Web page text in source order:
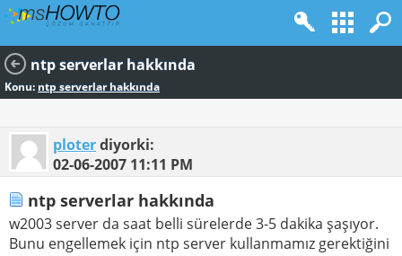
ntp serverlar hakkında
Konu: ntp serverlar hakkında
ploterdiyorki:
02-06-2007 11:11 PM
ntp serverlar hakkında
w2003 server da saat belli sürelerde 3-5 dakika şaşıyor.
Bunu engellemek için ntp server kullanmamız gerektiğini